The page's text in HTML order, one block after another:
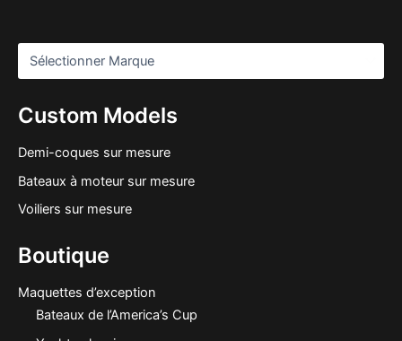
Custom Models
Demi-coques sur mesure
Bateaux à moteur sur mesure
Voiliers sur mesure
Boutique
Maquettes d’exception
Bateaux de l’America’s Cup